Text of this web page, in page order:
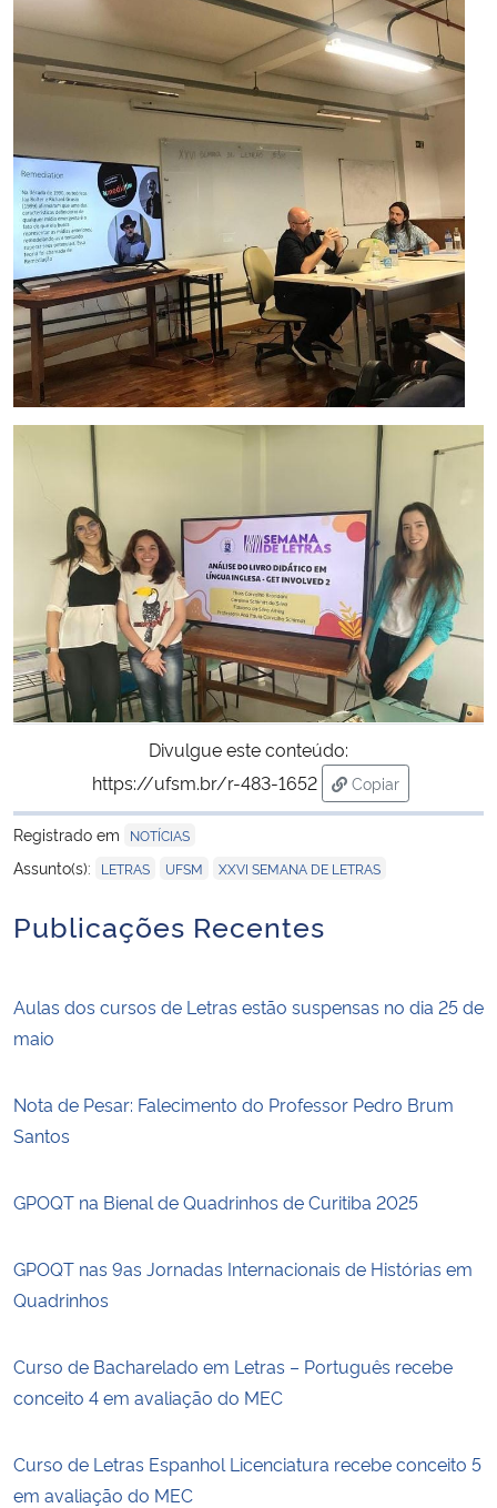
Divulgue este conteúdo:
https://ufsm.br/r-483-1652
Copiar
para área de
Registrado em
NOTÍCIAS
Assunto(s): LETRAS UFSM XXVI SEMANA DE LETRAS
Publicações Recentes
Aulas dos cursos de Letras estão suspensas no dia 25 de
maio
Nota de Pesar: Falecimento do Professor Pedro Brum
Santos
GPOQT na Bienal de Quadrinhos de Curitiba 2025
GPOQT nas 9as Jornadas Internacionais de Histórias em
Quadrinhos
Curso de Bacharelado em Letras – Português recebe
conceito 4 em avaliação do MEC
Curso de Letras Espanhol Licenciatura recebe conceito 5
em avaliação do MEC